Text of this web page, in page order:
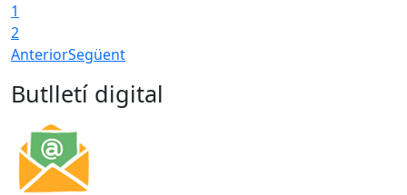
1
2
AnteriorSegüent
Butlletí digital